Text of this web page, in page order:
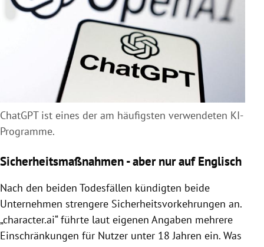
ChatGPT ist eines der am häufigsten verwendeten KI-
Programme.
Sicherheitsmaßnahmen - aber nur auf Englisch
Nach den beiden Todesfällen kündigten beide
Unternehmen strengere Sicherheitsvorkehrungen an.
„character.ai“ führte laut eigenen Angaben mehrere
Einschränkungen für Nutzer unter 18 Jahren ein. Was